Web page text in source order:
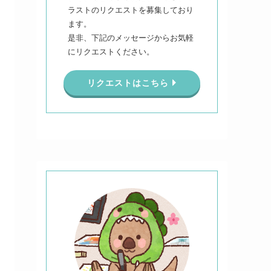
ラストのリクエストを募集しており
ます。
是非、下記のメッセージからお気軽
にリクエストください。
リクエストはこちら